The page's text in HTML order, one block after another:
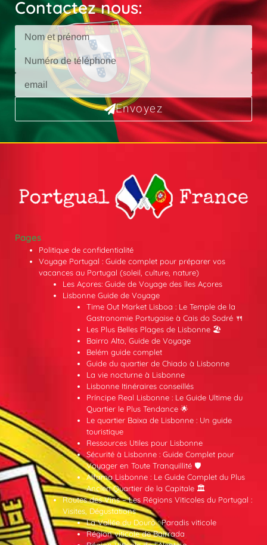
Contactez nous:
Envoyez
Pages
Politique de confidentialité
Voyage Portugal : Guide complet pour préparer vos
vacances au Portugal (soleil, culture, nature)
Les Açores: Guide de Voyage des îles Açores
Lisbonne Guide de Voyage
Time Out Market Lisboa : Le Temple de la
Gastronomie Portugaise à Cais do Sodré 🍴
Les Plus Belles Plages de Lisbonne 🏖️
Bairro Alto, Guide de Voyage
Belém guide complet
Guide du quartier de Chiado à Lisbonne
La vie nocturne à Lisbonne
Lisbonne Itinéraires conseillés
Príncipe Real Lisbonne : Le Guide Ultime du
Quartier le Plus Tendance 🌟
Le quartier Baixa de Lisbonne : Un guide
touristique
Ressources Utiles pour Lisbonne
Sécurité à Lisbonne : Guide Complet pour
Voyager en Toute Tranquillité 🛡️
Alfama Lisbonne : Le Guide Complet du Plus
Ancien Quartier de la Capitale 🏛️
Routes des Vins – Les Régions Viticoles du Portugal :
Visites, Dégustations
La Vallée du Douro : Paradis viticole
Région viticole de Bairrada